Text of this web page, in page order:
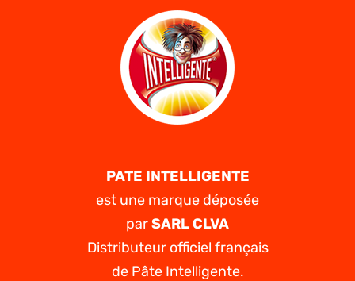
PATE INTELLIGENTE
est une marque déposée
parSARL CLVA
Distributeur officiel français
de Pâte Intelligente.